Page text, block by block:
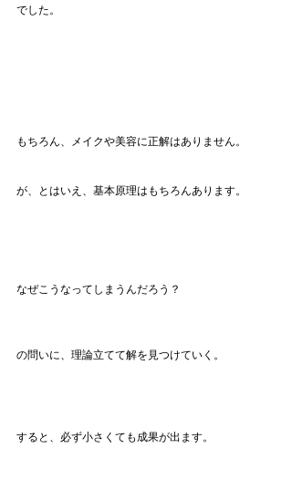
でした。
もちろん、メイクや美容に正解はありません。
が、とはいえ、基本原理はもちろんあります。
なぜこうなってしまうんだろう？
の問いに、理論立てて解を見つけていく。
すると、必ず小さくても成果が出ます。